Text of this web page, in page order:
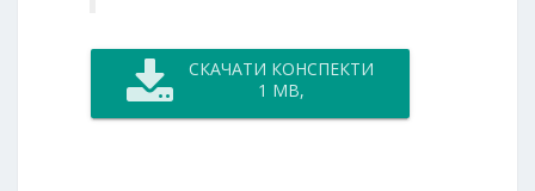
СКАЧАТИ КОНСПЕКТИ
1 MB,